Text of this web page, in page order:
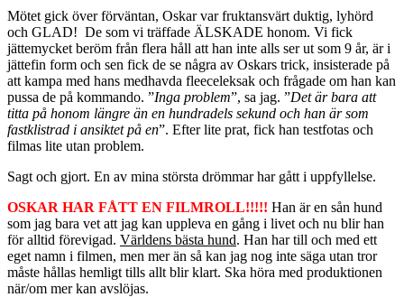
Mötet gick över förväntan, Oskar var fruktansvärt duktig, lyhörd
och GLAD! De som vi träffade ÄLSKADE honom. Vi fick
jättemycket beröm från flera håll att han inte alls ser ut som 9 år, är i
jättefin form och sen fick de se några av Oskars trick, insisterade på
att kampa med hans medhavda fleeceleksak och frågade om han kan
pussa de på kommando. ”Inga problem”, sa jag. ”Det är bara att
titta på honom längre än en hundradels sekund och han är som
fastklistrad i ansiktet på en”. Efter lite prat, fick han testfotas och
filmas lite utan problem.
Sagt och gjort. En av mina största drömmar har gått i uppfyllelse.
OSKAR HAR FÅTT EN FILMROLL!!!!! Han är en sån hund
som jag bara vet att jag kan uppleva en gång i livet och nu blir han
för alltid förevigad. Världens bästa hund. Han har till och med ett
eget namn i filmen, men mer än så kan jag nog inte säga utan tror
måste hållas hemligt tills allt blir klart. Ska höra med produktionen
när/om mer kan avslöjas.